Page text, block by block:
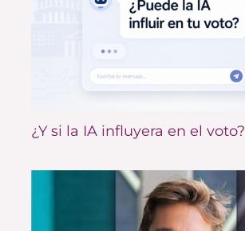
¿Y si la IA influyera en el voto?